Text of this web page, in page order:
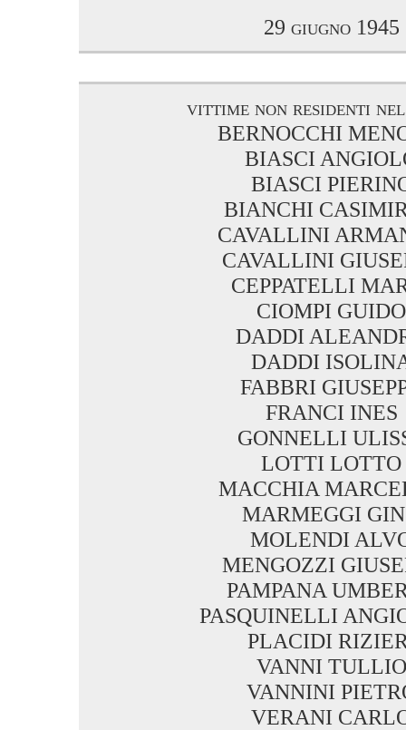
29 giugno 1945
vittime non residenti nel
BERNOCCHI
BIASCI
BIASCI
BIANCHI
CAVALLINI
CAVALLINI
CEPPATELLI
CIOMPI GUIDO
DADDI
DADDI
FABBRI
FRANCI INES
GONNELLI
LOTTI LOTTO
MACCHIA
MARMEGGI
MOLENDI
MENGOZZI
PAMPANA
PASQUINELLI
PLACIDI
VANNI TULLIO
VANNINI
VERANI